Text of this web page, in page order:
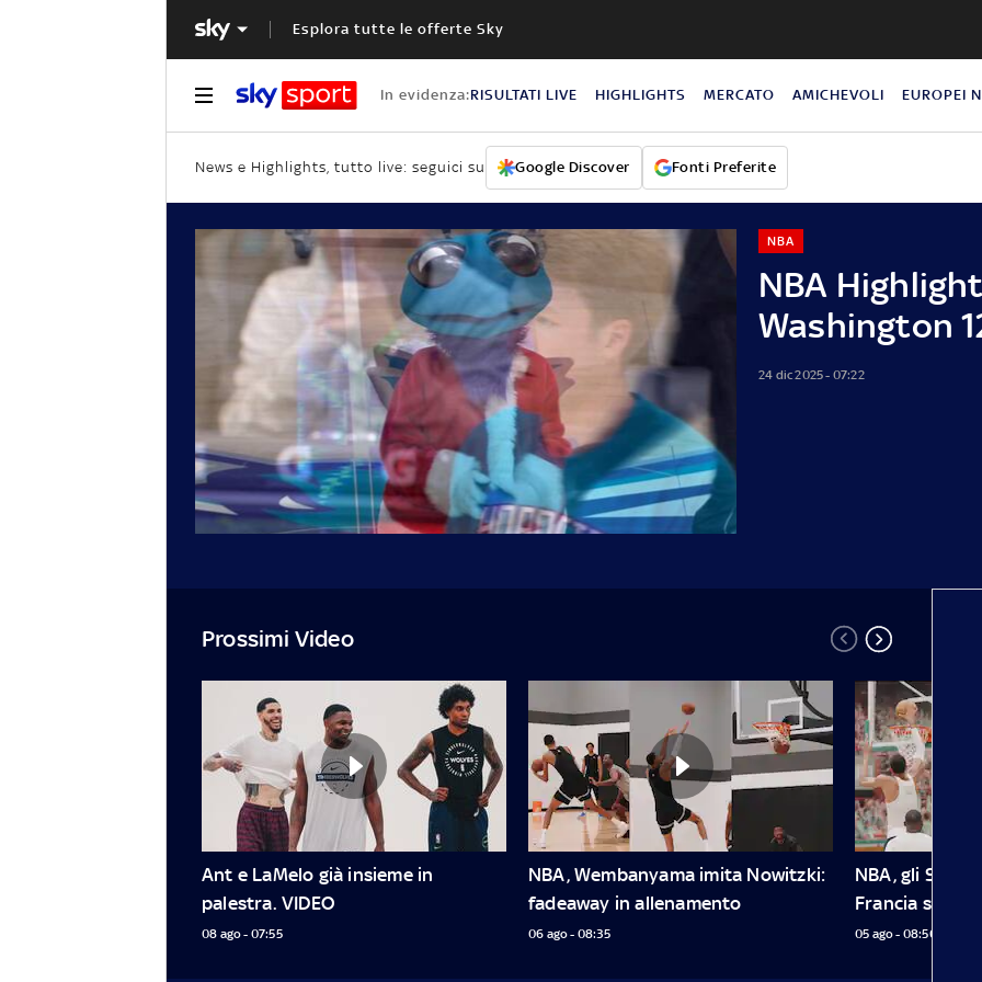
Esplora tutte le offerte Sky
In evidenza:RISULTATI LIVE HIGHLIGHTS MERCATO AMICHEVOLI EUROPEI
News e Highlights, tutto live: seguici su Google Discover Fonti Preferite
NBA
Washington
NBA
24 dic 2025 - 07:22
Prossimi Video
Ant e LaMelo già insieme in
palestra. VIDEO
08 ago - 07:55
NBA, Wembanyama imita Nowitzki:
fadeaway in allenamento
06 ago - 08:35
NBA, gli Spurs
Francia su
05 ago - 08:56